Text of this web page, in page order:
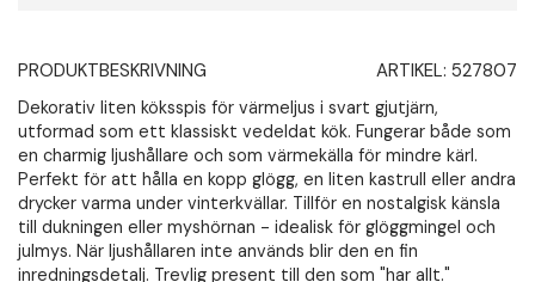
PRODUKTBESKRIVNING ARTIKEL: 527807
Dekorativ liten köksspis för värmeljus i svart gjutjärn,
utformad som ett klassiskt vedeldat kök. Fungerar både som
en charmig ljushållare och som värmekälla för mindre kärl.
Perfekt för att hålla en kopp glögg, en liten kastrull eller andra
drycker varma under vinterkvällar. Tillför en nostalgisk känsla
till dukningen eller myshörnan - idealisk för glöggmingel och
julmys. När ljushållaren inte används blir den en fin
inredningsdetalj. Trevlig present till den som "har allt."